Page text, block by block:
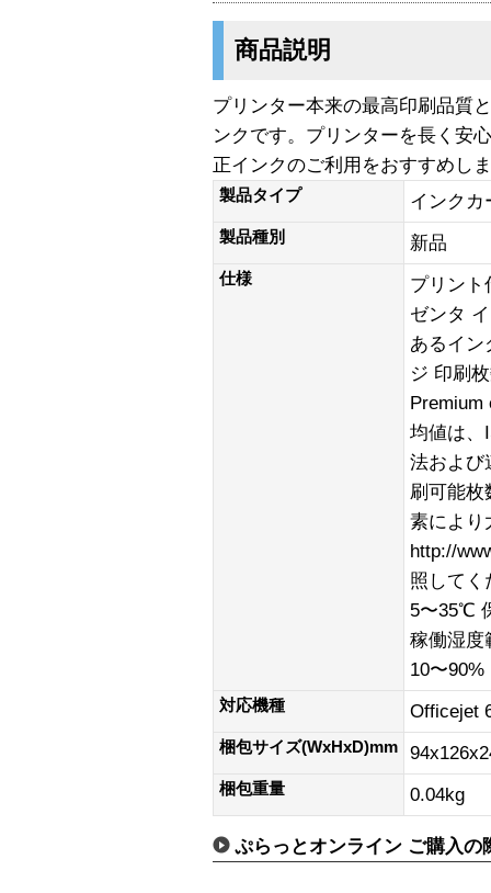
商品説明
プリンター本来の最高印刷品質
ンクです。プリンターを長く安
正インクのご利用をおすすめし
製品タイプ インクカ
製品種別 新品
仕様
プリント
ゼンタ
あるイン
ジ 印刷
Premium
均値は、
法および
刷可能枚
素により
http://
照してく
5〜35℃
稼働湿度
10〜90%
対応機種 Officejet
梱包サイズ(WxHxD)mm
梱包重量 0.04kg
ぷらっとオンライン ご購入の